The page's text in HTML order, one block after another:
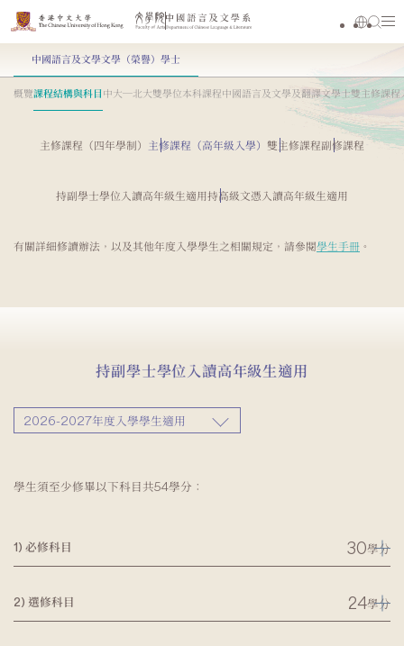
中國語言及文學文學（榮譽）學士
概覽課程結構與科目 中大─北大雙學位本科課程中國語言及文學及翻譯文學士雙主修課程
主修課程（四年學制） 主修課程（高年級入學） 雙主修課程副修課程
持副學士學位入讀高年級生適用持高級文憑入讀高年級生適用
有關詳細修讀辦法，以及其他年度入學學生之相關規定，請參閱學生手冊 。
持副學士學位入讀高年級生適用
2026-2027年度入學學生適用
學生須至少修畢以下科目共54學分：
1) 必修科目 30學分
2) 選修科目 24學分